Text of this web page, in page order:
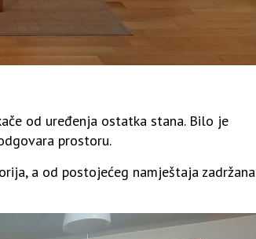
od uređenja ostatka stana. Bilo je
prostoru.
a od postojećeg namještaja zadržana